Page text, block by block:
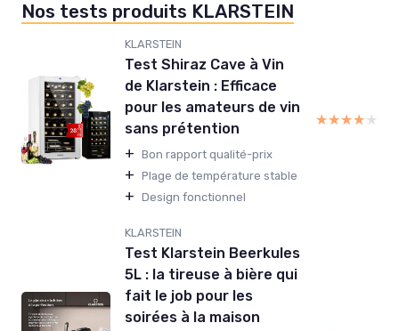
Nos tests produits KLARSTEIN
KLARSTEIN
Test Shiraz Cave à Vin
de Klarstein : Efficace
pour les amateurs de vin
sans prétention
+ Bon rapport qualité-prix
+ Plage de température stable
+ Design fonctionnel
★★★★★
★★★★★
KLARSTEIN
Test Klarstein Beerkules
5L : la tireuse à bière qui
fait le job pour les
soirées à la maison